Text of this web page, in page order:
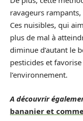
ravageurs
Ces nuisibles, qui
plus de mal à
diminue d’autant le
pesticides et
l’environnement.
A découvrir
bananier et